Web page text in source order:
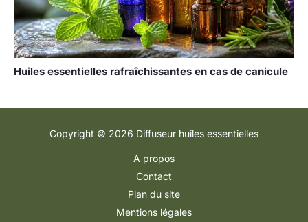
Huiles essentielles rafraîchissantes en cas de canicule
Copyright © 2026 Diffuseur huiles essentielles
A propos
Contact
Plan du site
Mentions légales